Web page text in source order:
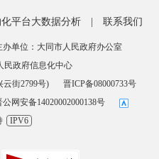
平台大数据分析 联系我们
办单位：大同市人民政府办公室
民政府信息化中心
街2799号)
晋ICP备08000733号
公网安备14020002000138号
IPV6